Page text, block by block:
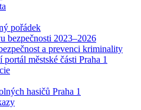
pořádek
bezpečnosti 2023–2026
a prevenci kriminality
portál městské části Praha 1
hasičů Praha 1